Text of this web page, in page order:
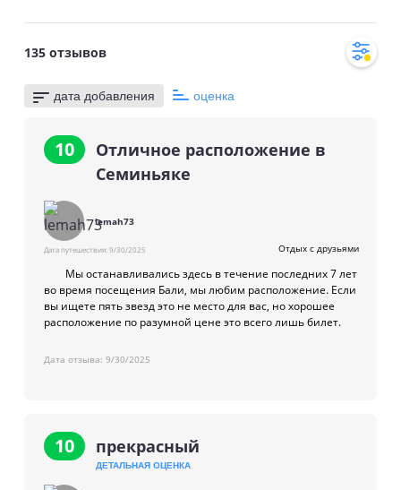
Кроме того, гости могут заказать освежающие коктейли и
пользования предоставляется бесплатный WiFi.
135 отзывов
дата добавления оценка
10
Отличное расположение в
Семиньяке
lemah73
Дата путешествия:9/30/2025 Отдых с друзьями
Мы останавливались здесь в течение последних 7 лет
во время посещения Бали, мы любим расположение. Если
вы ищете пять звезд это не место для вас, но хорошее
расположение по разумной цене это всего лишь билет.
Дата отзыва: 9/30/2025
10 прекрасный
ДЕТАЛЬНАЯ ОЦЕНКА